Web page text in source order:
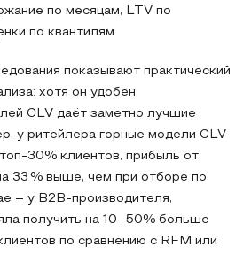
по месяцам, LTV по
по квантилям.
показывают практический
хотя он удобен,
CLV даёт заметно лучшие
у ритейлера горные модели CLV
клиентов, прибыль от
33 % выше, чем при отборе по
– у B2B‑производителя,
получить на 10–50% больше
по сравнению с RFM или